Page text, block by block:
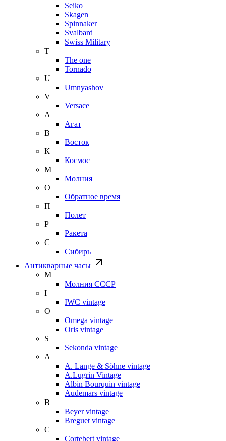
Seiko
Skagen
Spinnaker
Svalbard
Swiss Military
T
The one
Tornado
U
Umnyashov
V
Versace
А
Агат
В
Восток
К
Космос
М
Молния
О
Обратное время
П
Полет
Р
Ракета
С
Сибирь
Антикварные часы
М
Молния СССР
I
IWC vintage
O
Omega vintage
Oris vintage
S
Sekonda vintage
A
A. Lange & Söhne vintage
A.Lugrin Vintage
Albin Bourquin vintage
Audemars vintage
B
Beyer vintage
Breguet vintage
C
Cortebert vintage